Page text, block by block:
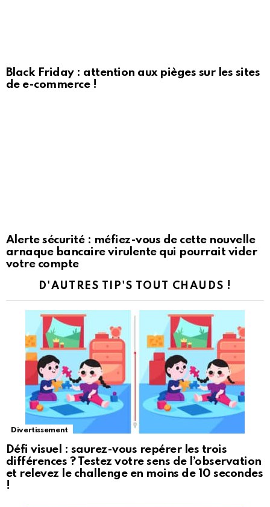
Black Friday : attention aux pièges sur les sites
de e-commerce !
Alerte sécurité : méfiez-vous de cette nouvelle
arnaque bancaire virulente qui pourrait vider
votre compte
D'AUTRES TIP'S TOUT CHAUDS !
Divertissement
Défi visuel : saurez-vous repérer les trois
différences ? Testez votre sens de l’observation
et relevez le challenge en moins de 10 secondes
!